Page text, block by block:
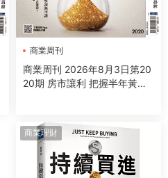
商業周刊
商業周刊 2026年8月3日第20
20期 房市讓利 把握半年黃金
商業理財